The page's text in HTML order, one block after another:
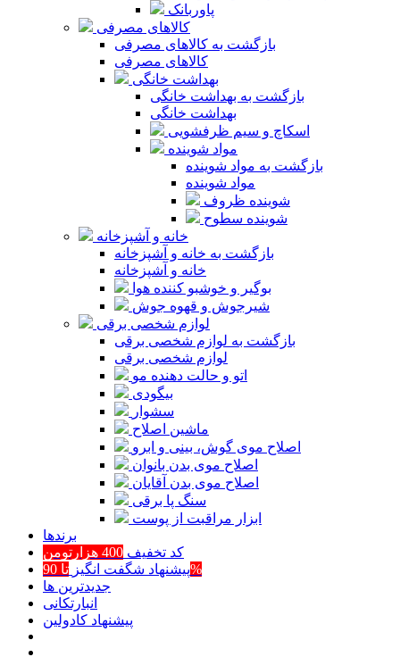
پاوربانک
کالاهای مصرفی
بازگشت به کالاهای مصرفی
کالاهای مصرفی
بهداشت خانگی
بازگشت به بهداشت خانگی
بهداشت خانگی
اسکاچ و سیم ظرفشویی
مواد شوینده
بازگشت به مواد شوینده
مواد شوینده
شوینده ظروف
شوینده سطوح
خانه و آشپزخانه
بازگشت به خانه و آشپزخانه
خانه و آشپزخانه
بوگیر و خوشبو کننده هوا
شیرجوش و قهوه جوش
لوازم شخصی برقی
بازگشت به لوازم شخصی برقی
لوازم شخصی برقی
اتو و حالت دهنده مو
بیگودی
سشوار
ماشین اصلاح
اصلاح موی گوش، بینی و ابرو
اصلاح موی بدن بانوان
اصلاح موی بدن آقایان
سنگ پا برقی
ابزار مراقبت از پوست
برند‌ها
کد تخفیف 400 هزارتومن
پیشنهاد شگفت انگیزتا 90%
جدیدترین ها
انبارتکانی
پیشنهاد کادولین